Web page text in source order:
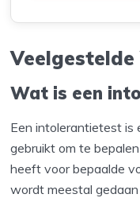
Veelgestelde
Wat is een
Een intolerantietest is
gebruikt om te
heeft voor bepaalde
wordt meestal